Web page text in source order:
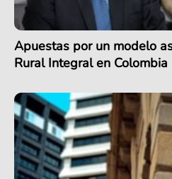
Apuestas por un modelo
Rural Integral en Colombia